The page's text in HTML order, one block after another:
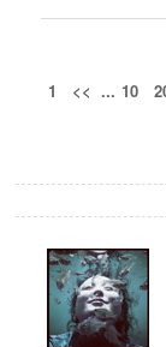
1
<< ... 10